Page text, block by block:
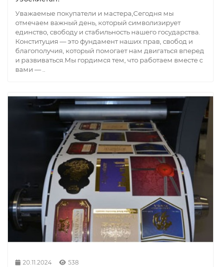
Уважаемые покупатели и мастера,Сегодня мы
отмечаем важный день, который символизирует
единство, свободу и стабильность нашего государства.
Конституция — это фундамент наших прав, свобод и
благополучия, который помогает нам двигаться вперед
и развиваться.Мы гордимся тем, что работаем вместе с
вами — ..
20.11.2024 538